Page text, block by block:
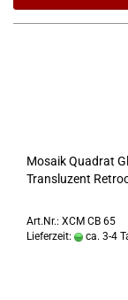
Mosaik Quadrat
Transluzent
Art.Nr.: XCM CB 65
Lieferzeit:
ca. 3-4